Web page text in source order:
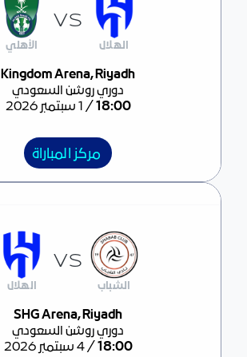
مركز المباراة
Kingdom Arena, Riyadh
دوري روشن السعودي
18:00
/ 1 سبتمبر 2026
الهلال
VS
الأهلي
مركز المباراة
مركز المباراة
SHG Arena, Riyadh
دوري روشن السعودي
18:00
/4 سبتمبر 2026
الشباب
VS
الهلال